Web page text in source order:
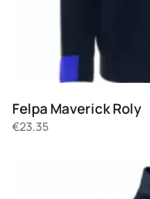
Felpa Maverick Roly
€23.35